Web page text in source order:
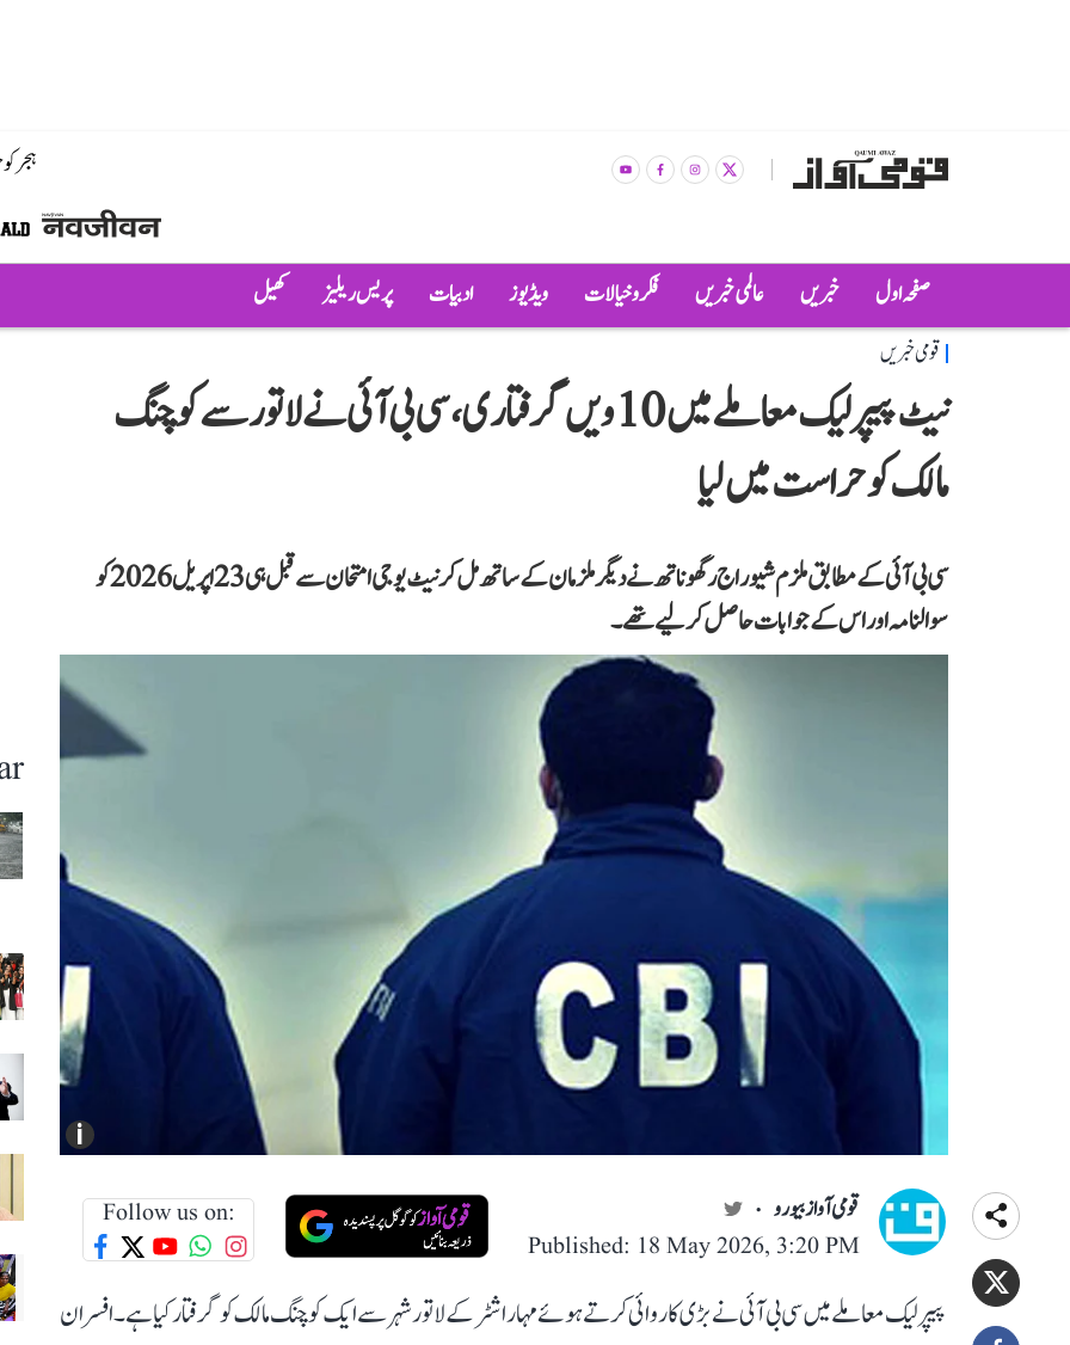
ہجر
صفحہ اول خبریں عالمی خبریں فکر و خیالات ویڈیوز ادبیات پریس ریلیز کھیل
قومی خبریں
نیٹ پیپر لیک معاملے میں 10ویں گرفتاری، سی بی آئی نے لاتور سے کوچنگ
مالک کو حراست میں لیا
سی بی آئی کے مطابق ملزم شیوراج رگھوناتھ نے دیگر ملزمان کے ساتھ مل کر نیٹ یوجی امتحان سے قبل ہی 23 اپریل 2026 کو
سوالنامہ اور اس کے جوابات حاصل کر لیے تھے۔
i
قومی آواز بیورو
Published: 18 May 2026, 3:20 PM
Follow us on:
پیپر لیک معاملے میں سی بی آئی نے بڑی کاروائی کرتے ہوئے مہاراشٹر کے لاتور شہر سے ایک کوچنگ مالک کو گرفتار کیا ہے۔ افسران